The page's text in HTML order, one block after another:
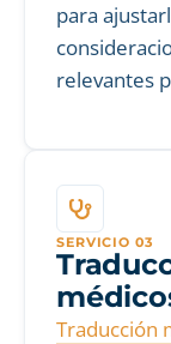
para
relevantes
SERVICIO 03
Traducción